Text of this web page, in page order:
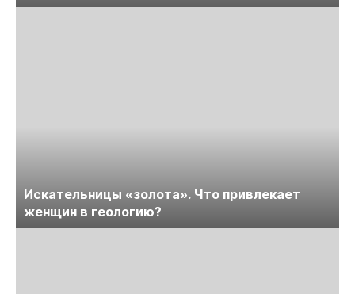
Искательницы «золота». Что привлекает
женщин в геологию?